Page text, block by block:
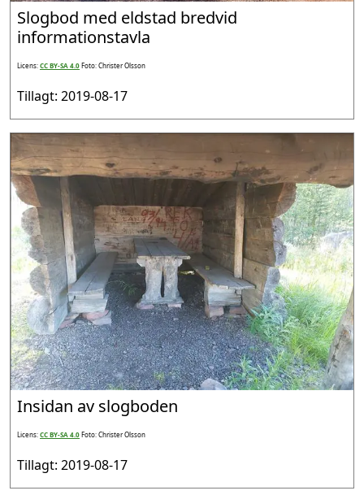
Slogbod med eldstad bredvid
informationstavla
Licens:CC BY-SA 4.0Foto: Christer Olsson
Tillagt: 2019-08-17
Insidan av slogboden
Licens:CC BY-SA 4.0Foto: Christer Olsson
Tillagt: 2019-08-17